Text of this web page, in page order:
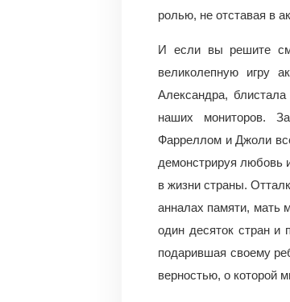
ролью, не отставая в
И если вы решите
великолепную игру
Александра,
наших мониторов.
Фарреллом и Джоли
демонстрируя любовь
в жизни страны.
анналах памяти, мать
один десяток стран и
подарившая своему
верностью, о которой